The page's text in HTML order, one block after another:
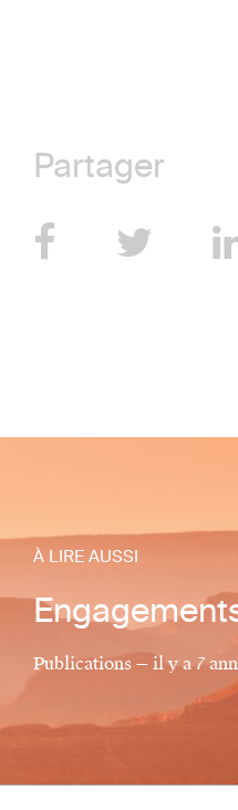
Partager
À LIRE AUSSI
Publications — il y a 7